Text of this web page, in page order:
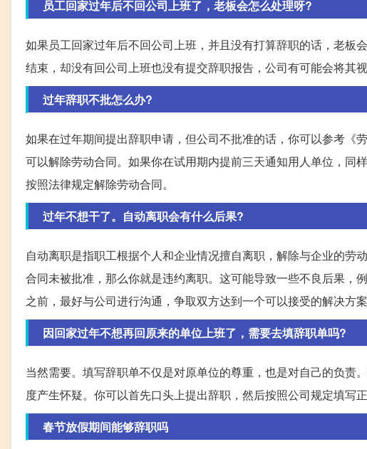
员工回家过年后不回公司上班了，老板会怎么处理呀?
如果员工回家过年后不回公司上班，并且没有打算辞职的话，老
结束，却没有回公司上班也没有提交辞职报告，公司有可能会将其
过年辞职不批怎么办?
如果在过年期间提出辞职申请，但公司不批准的话，你可以参考《
可以解除劳动合同。如果你在试用期内提前三天通知用人单位，同
按照法律规定解除劳动合同。
过年不想干了。自动离职会有什么后果?
自动离职是指职工根据个人和企业情况擅自离职，解除与企业的
合同未被批准，那么你就是违约离职。这可能导致一些不良后果
之前，最好与公司进行沟通，争取双方达到一个可以接受的解决方案
因回家过年不想再回原来的单位上班了，需要去填辞职单吗?
当然需要。填写辞职单不仅是对原单位的尊重，也是对自己的负
度产生怀疑。你可以首先口头上提出辞职，然后按照公司规定填写
春节放假期间能够辞职吗